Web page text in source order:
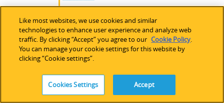
-NX
CSI-2,CSI Camera,
Camera,Microphone,
PMOD,HyperRAM,
Machine Learning/AI
Automotive
Like most websites, we use cookies and similar
technologies to enhance user experience and analyze web
traffic. By clicking “Accept” you agree to our Cookie Policy.
You can manage your cookie settings for this website by
clicking “Cookie settings”.
Cookies Settings Accept